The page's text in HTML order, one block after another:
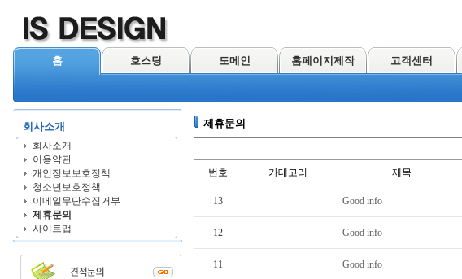
홈 호스팅 도메인 홈페이지제작 고객센터
회사소개
회사소개
이용약관
개인정보보호정책
청소년보호정책
이메일무단수집거부
제휴문의
사이트맵
제휴문의
번호 카테고리 제목
13 Good info
12 Good info
11 Good info